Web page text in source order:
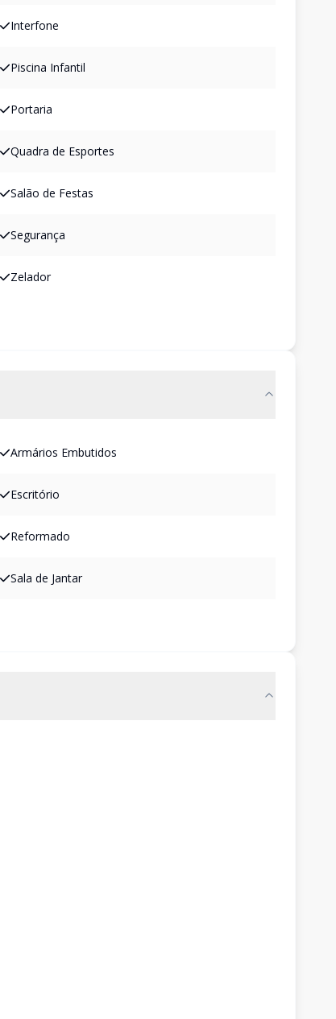
Interfone
Piscina Infantil
Portaria
Quadra de Esportes
Salão de Festas
Segurança
Zelador
Armários Embutidos
Escritório
Reformado
Sala de Jantar